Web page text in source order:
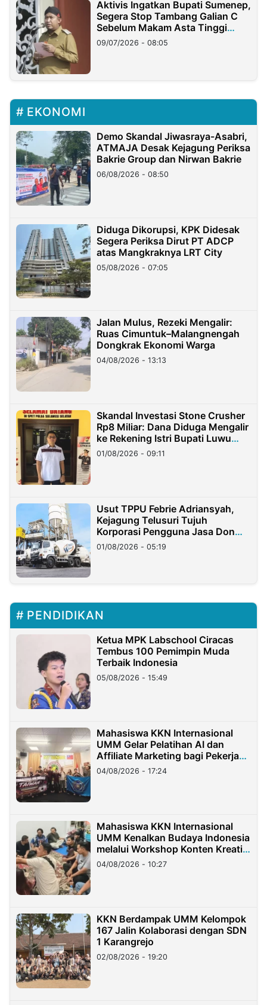
Aktivis Ingatkan Bupati Sumenep,
Segera Stop Tambang Galian C
Sebelum Makam Asta Tinggi
Longsor
09/07/2026 - 08:05
EKONOMI
Demo Skandal Jiwasraya-Asabri,
ATMAJA Desak Kejagung Periksa
Bakrie Group dan Nirwan Bakrie
06/08/2026 - 08:50
Diduga Dikorupsi, KPK Didesak
Segera Periksa Dirut PT ADCP
atas Mangkraknya LRT City
05/08/2026 - 07:05
Jalan Mulus, Rezeki Mengalir:
Ruas Cimuntuk–Malangnengah
Dongkrak Ekonomi Warga
04/08/2026 - 13:13
Skandal Investasi Stone Crusher
Rp8 Miliar: Dana Diduga Mengalir
ke Rekening Istri Bupati Luwu
Timur
01/08/2026 - 09:11
Usut TPPU Febrie Adriansyah,
Kejagung Telusuri Tujuh
Korporasi Pengguna Jasa Don
Ritto
01/08/2026 - 05:19
PENDIDIKAN
Ketua MPK Labschool Ciracas
Tembus 100 Pemimpin Muda
Terbaik Indonesia
05/08/2026 - 15:49
Mahasiswa KKN Internasional
UMM Gelar Pelatihan AI dan
Affiliate Marketing bagi Pekerja
Migran Indonesia di Taiwan
04/08/2026 - 17:24
Mahasiswa KKN Internasional
UMM Kenalkan Budaya Indonesia
melalui Workshop Konten Kreatif
di Taiwan
04/08/2026 - 10:27
KKN Berdampak UMM Kelompok
167 Jalin Kolaborasi dengan SDN
1 Karangrejo
02/08/2026 - 19:20